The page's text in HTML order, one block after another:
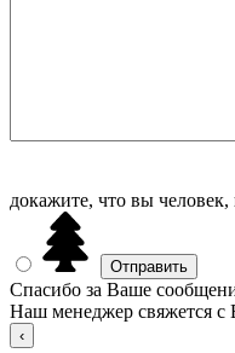
докажите, что вы человек,
Спасибо за Ваше
Наш менеджер свяжется